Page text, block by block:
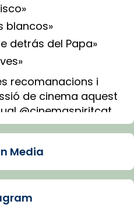
blancos»
detrás del Papa»
recomanacions i
de cinema aquest
@cinemaspiritcat
IA (OpenAI)
Media